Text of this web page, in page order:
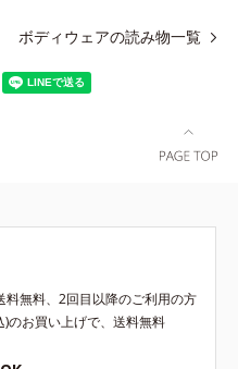
ボディウェアの読み物一覧
料無料、2回目以降のご利用の方
のお買い上げで、送料無料